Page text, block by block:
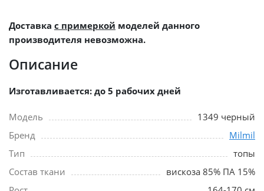
Доставка с примеркой моделей данного
производителя невозможна.
Описание
Изготавливается: до 5 рабочих дней
Модель
1349 черный
Бренд
Milmil
Тип
топы
Состав ткани
вискоза 85% ПА 15%